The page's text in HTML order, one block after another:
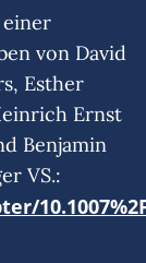
von David
Esther
Ernst
Benjamin
VS.: